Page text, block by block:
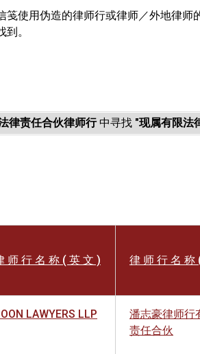
使用伪造的律师行或律师／外地律
到。
律责任合伙律师行中寻找 "现属有限法
师 行 名 称 ( 英 文 ) 律 师 行 名 称
LAWYERS LLP
潘志豪律师行
责任合伙